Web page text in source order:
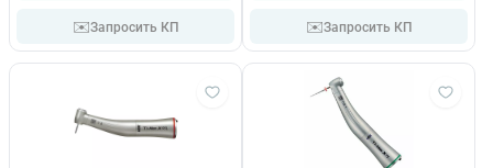
✉️Запросить КП ✉️Запросить КП